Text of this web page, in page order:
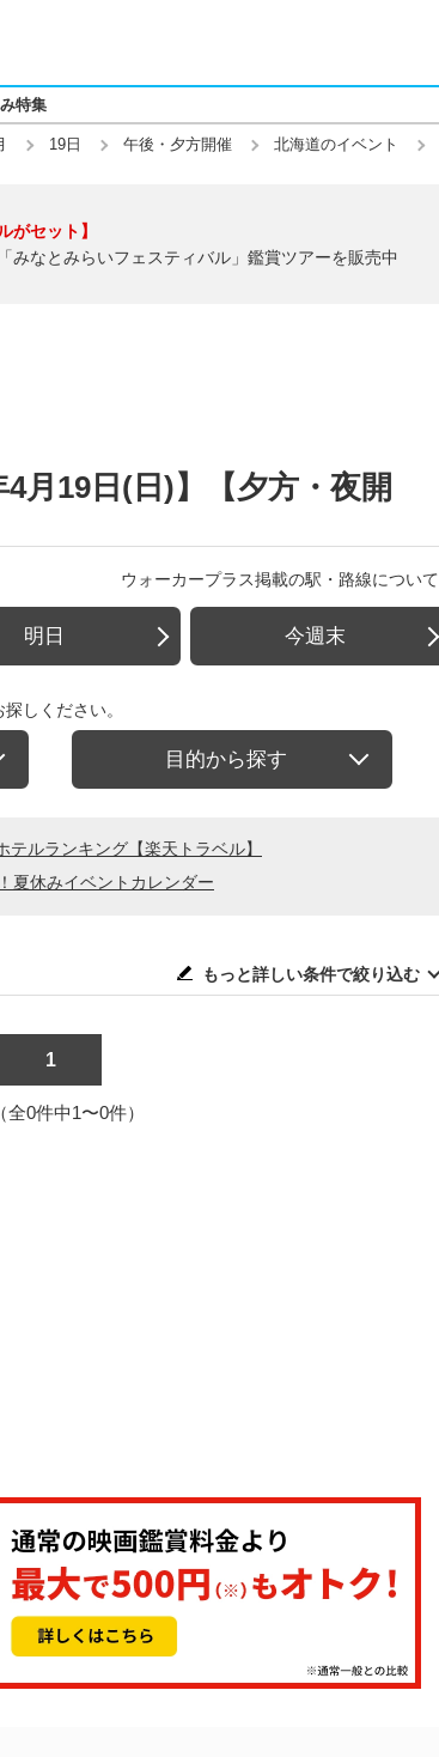
特集
19日 午後・夕方開催 北海道のイベント
がセット】
みなとみらいフェスティバル」鑑賞ツアーを販売中
月19日(日)】【夕方・夜開
ウォーカープラス掲載の駅・路線について
明日 今週末
しください。
目的から探す
ルランキング【楽天トラベル】
夏休みイベントカレンダー
もっと詳しい条件で絞り込む
1
全0件中1〜0件）